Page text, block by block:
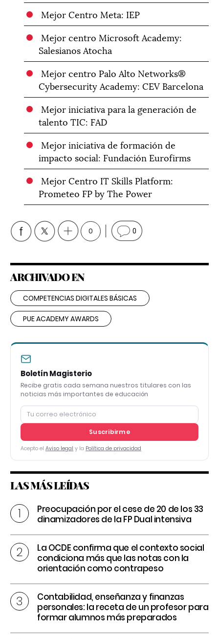
Mejor Centro Meta: IEP
Mejor centro Microsoft Academy:
Salesianos Atocha
Mejor centro Palo Alto Networks®
Cybersecurity Academy: CEV Barcelona
Mejor iniciativa para la generación de
talento TIC: FAD
Mejor iniciativa de formación de
impacto social: Fundación Eurofirms
Mejor Centro IT Skills Platform:
Prometeo FP by The Power
0 0
ARCHIVADO EN
COMPETENCIAS DIGITALES BÁSICAS
PUE ACADEMY AWARDS
Boletín Magisterio
Recibe gratis cada semana nuestros titulares con las
noticias más importantes de educación
Suscribirme
Acepto el Aviso legal y la Política de privacidad
LAS MÁS LEÍDAS
Preocupación por el cese de 20 de los 33
dinamizadores de la FP Dual intensiva
La OCDE confirma que el contexto social
condiciona más que las notas con la
orientación como contrapeso
Contabilidad, enseñanza y finanzas
personales: la receta de un profesor para
formar alumnos más preparados